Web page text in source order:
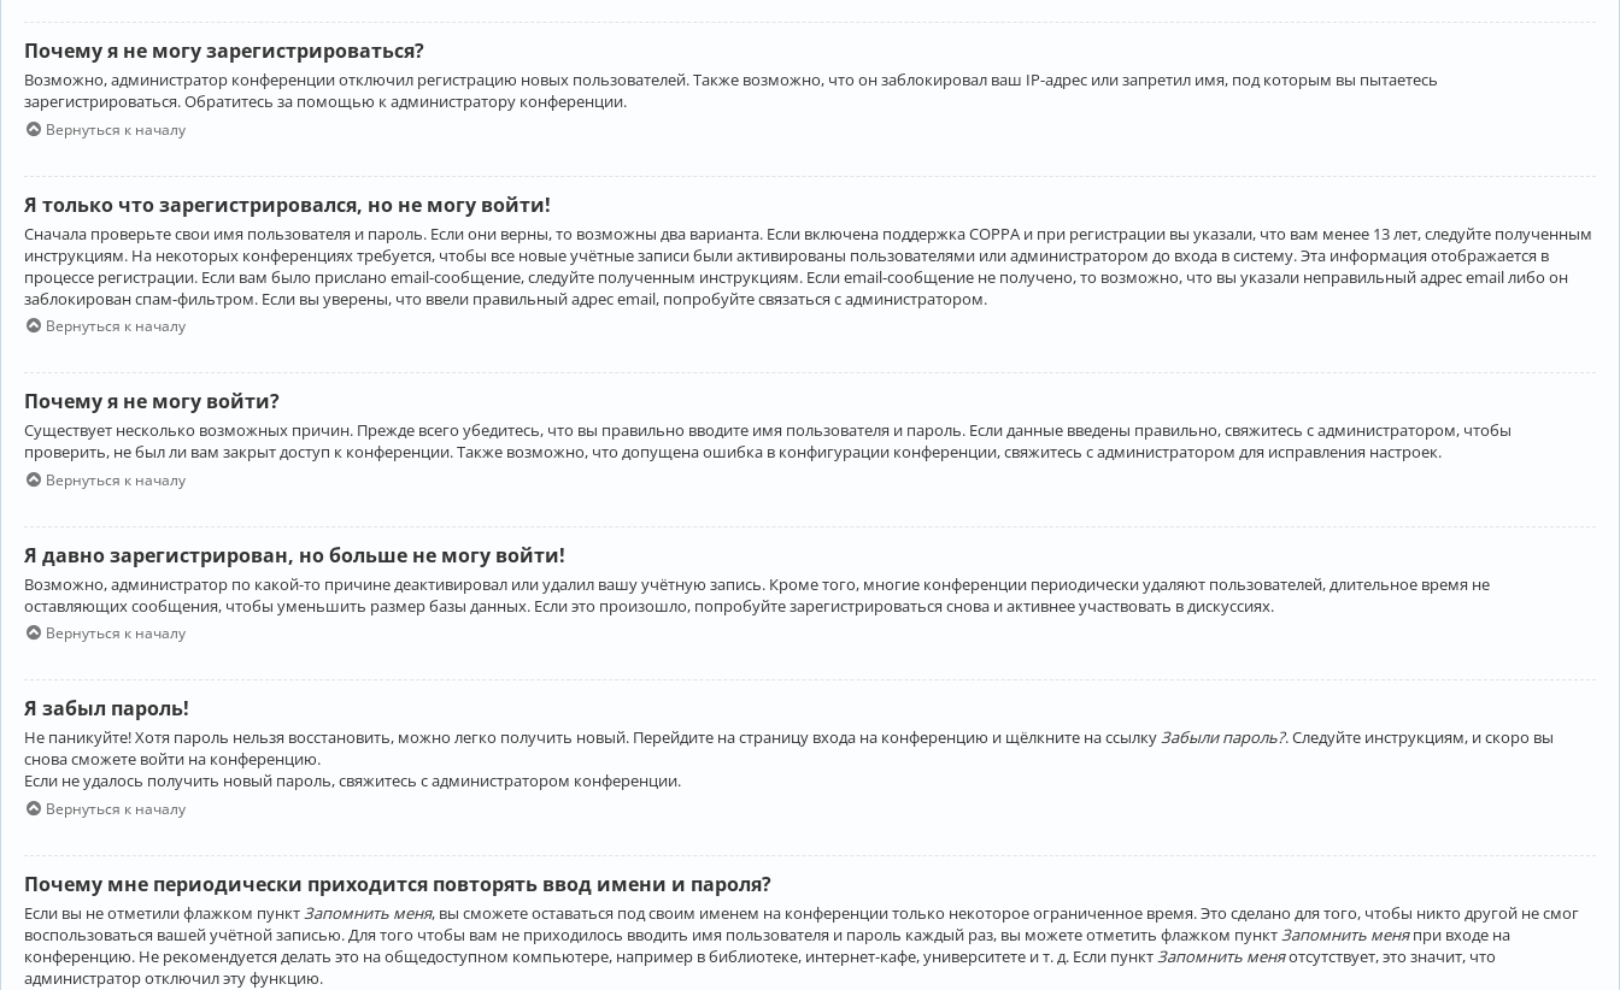
Почему я не могу зарегистрироваться?
Возможно, администратор конференции отключил регистрацию новых пользователей. Также возможно, что он заблокировал ваш IP-адрес или запретил имя, под которым вы пытаетесь
зарегистрироваться. Обратитесь за помощью к администратору конференции.
Вернуться к началу
Я только что зарегистрировался, но не могу войти!
Сначала проверьте свои имя пользователя и пароль. Если они верны, то возможны два варианта. Если включена поддержка COPPA и при регистрации вы указали, что вам менее 13 лет, следуйте полученным
инструкциям. На некоторых конференциях требуется, чтобы все новые учётные записи были активированы пользователями или администратором до входа в систему. Эта информация отображается в
процессе регистрации. Если вам было прислано email-сообщение, следуйте полученным инструкциям. Если email-сообщение не получено, то возможно, что вы указали неправильный адрес email либо он
заблокирован спам-фильтром. Если вы уверены, что ввели правильный адрес email, попробуйте связаться с администратором.
Вернуться к началу
Почему я не могу войти?
Существует несколько возможных причин. Прежде всего убедитесь, что вы правильно вводите имя пользователя и пароль. Если данные введены правильно, свяжитесь с администратором, чтобы
проверить, не был ли вам закрыт доступ к конференции. Также возможно, что допущена ошибка в конфигурации конференции, свяжитесь с администратором для исправления настроек.
Вернуться к началу
Я давно зарегистрирован, но больше не могу войти!
Возможно, администратор по какой-то причине деактивировал или удалил вашу учётную запись. Кроме того, многие конференции периодически удаляют пользователей, длительное время не
оставляющих сообщения, чтобы уменьшить размер базы данных. Если это произошло, попробуйте зарегистрироваться снова и активнее участвовать в дискуссиях.
Вернуться к началу
Я забыл пароль!
Не паникуйте! Хотя пароль нельзя восстановить, можно легко получить новый. Перейдите на страницу входа на конференцию и щёлкните на ссылкуЗабыли пароль?. Следуйте инструкциям, и скоро вы
снова сможете войти на конференцию.
Если не удалось получить новый пароль, свяжитесь с администратором конференции.
Вернуться к началу
Почему мне периодически приходится повторять ввод имени и пароля?
Если вы не отметили флажком пункт Запомнить меня, вы сможете оставаться под своим именем на конференции только некоторое ограниченное время. Это сделано для того, чтобы никто другой не смог
воспользоваться вашей учётной записью. Для того чтобы вам не приходилось вводить имя пользователя и пароль каждый раз, вы можете отметить флажком пункт Запомнить меняпри входе на
конференцию. Не рекомендуется делать это на общедоступном компьютере, например в библиотеке, интернет-кафе, университете и т. д. Если пункт Запомнить меняотсутствует, это значит, что
администратор отключил эту функцию.